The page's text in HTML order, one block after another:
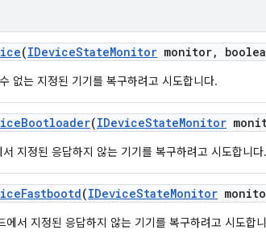
(IDeviceStateMonitor monitor,
없는 지정된 기기를 복구하려고 시도합니다.
Bootloader(IDeviceStateMonitor
지정된 응답하지 않는 기기를 복구하려고 시도합니다.
Fastbootd(IDeviceStateMonitor
서 지정된 응답하지 않는 기기를 복구하려고 시도합